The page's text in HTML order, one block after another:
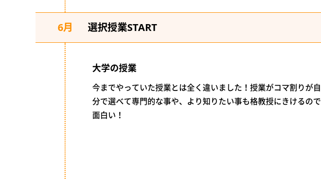
6月 選択授業START
大学の授業
今までやっていた授業とは全く違いました！授業がコマ割りが自
分で選べて専門的な事や、より知りたい事も格教授にきけるので
面白い！